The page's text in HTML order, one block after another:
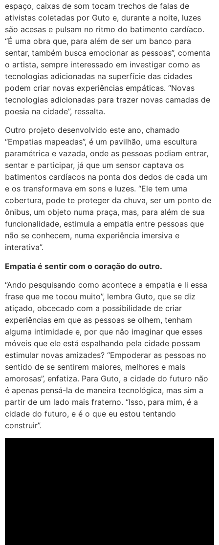
espaço, caixas de som tocam trechos de falas de
ativistas coletadas por Guto e, durante a noite, luzes
são acesas e pulsam no ritmo do batimento cardíaco.
“É uma obra que, para além de ser um banco para
sentar, também busca emocionar as pessoas”, comenta
o artista, sempre interessado em investigar como as
tecnologias adicionadas na superfície das cidades
podem criar novas experiências empáticas. “Novas
tecnologias adicionadas para trazer novas camadas de
poesia na cidade”, ressalta.
Outro projeto desenvolvido este ano, chamado
“Empatias mapeadas”, é um pavilhão, uma escultura
paramétrica e vazada, onde as pessoas podiam entrar,
sentar e participar, já que um sensor captava os
batimentos cardíacos na ponta dos dedos de cada um
e os transformava em sons e luzes. “Ele tem uma
cobertura, pode te proteger da chuva, ser um ponto de
ônibus, um objeto numa praça, mas, para além de sua
funcionalidade, estimula a empatia entre pessoas que
não se conhecem, numa experiência imersiva e
interativa”.
Empatia é sentir com o coração do outro.
“Ando pesquisando como acontece a empatia e li essa
frase que me tocou muito”, lembra Guto, que se diz
atiçado, obcecado com a possibilidade de criar
experiências em que as pessoas se olhem, tenham
alguma intimidade e, por que não imaginar que esses
móveis que ele está espalhando pela cidade possam
estimular novas amizades? “Empoderar as pessoas no
sentido de se sentirem maiores, melhores e mais
amorosas”, enfatiza. Para Guto, a cidade do futuro não
é apenas pensá-la de maneira tecnológica, mas sim a
partir de um lado mais fraterno. “Isso, para mim, é a
cidade do futuro, e é o que eu estou tentando
construir”.